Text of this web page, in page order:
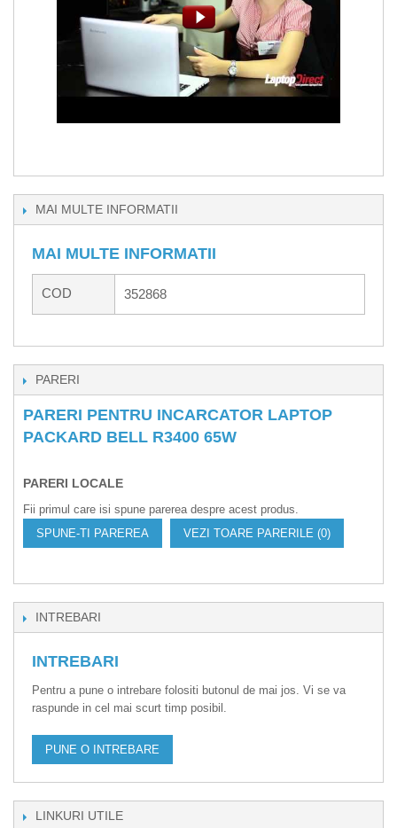
MAI MULTE INFORMATII
MAI MULTE INFORMATII
COD 352868
PARERI
PARERI PENTRU INCARCATOR LAPTOP
PACKARD BELL R3400 65W
PARERI LOCALE
Fii primul care isi spune parerea despre acest produs.
SPUNE-TI PAREREA
VEZI TOARE PARERILE (0)
INTREBARI
INTREBARI
Pentru a pune o intrebare folositi butonul de mai jos. Vi se va
raspunde in cel mai scurt timp posibil.
PUNE O INTREBARE
LINKURI UTILE